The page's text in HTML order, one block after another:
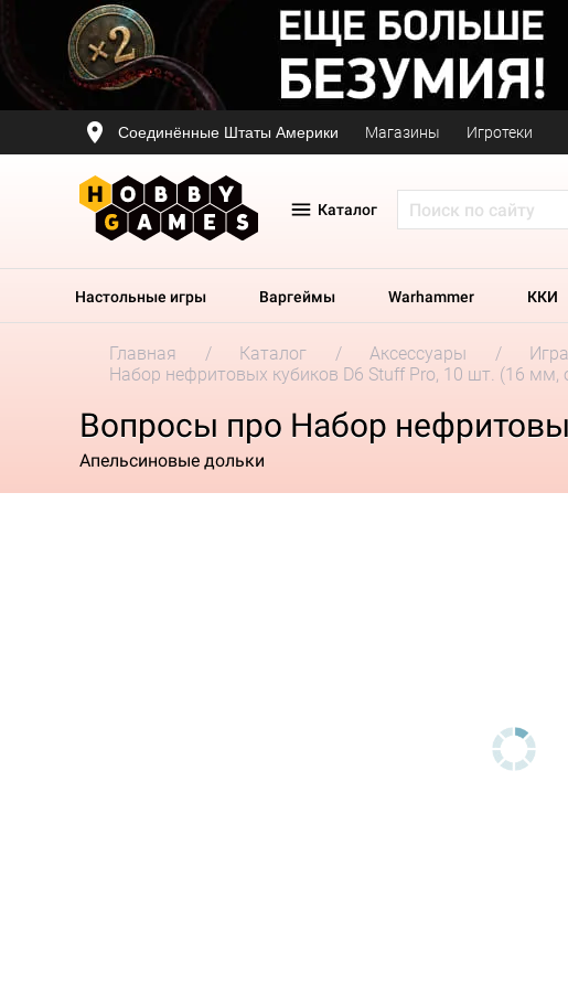
Соединённые Штаты Америки Магазины Игротеки
Каталог
Настольные игры Варгеймы Warhammer ККИ
Главная Каталог Аксессуары
Набор нефритовых кубиков D6 Stuff Pro, 10 шт. (16 мм,
Вопросы про Набор
Апельсиновые дольки